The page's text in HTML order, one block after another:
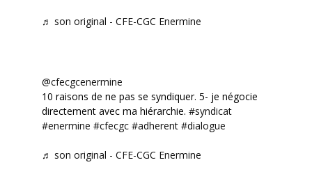
♬ son original - CFE-CGC Enermine
@cfecgcenermine
10 raisons de ne pas se syndiquer. 5- je négocie
directement avec ma hiérarchie. #syndicat
#enermine #cfecgc #adherent #dialogue
♬ son original - CFE-CGC Enermine